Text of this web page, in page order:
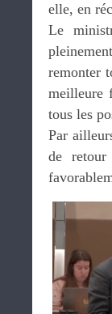
elle, en
Le
remonter
meilleure
tous les
Par
de